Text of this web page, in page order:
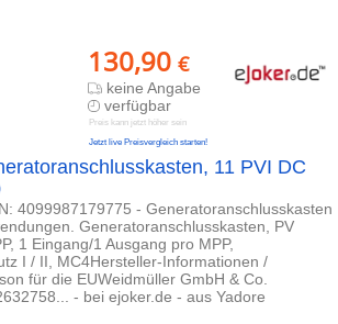
130,90 €
keine Angabe
verfügbar
Preis kann jetzt höher sein
Jetzt live Preisvergleich starten!
11 PVI DC
4099987179775 - Generatoranschlusskasten
Generatoranschlusskasten, PV
1 Eingang/1 Ausgang pro MPP,
I / II, MC4Hersteller-Informationen /
für die EUWeidmüller GmbH & Co.
- bei ejoker.de - aus Yadore